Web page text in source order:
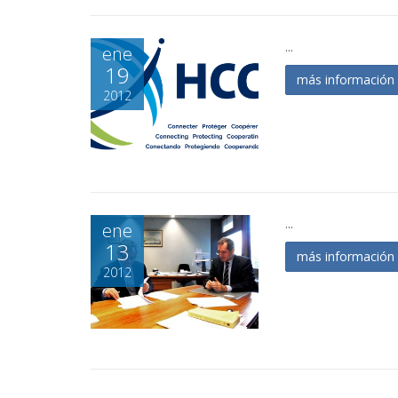
ene
19
2012
...
más información
ene
13
2012
...
más información